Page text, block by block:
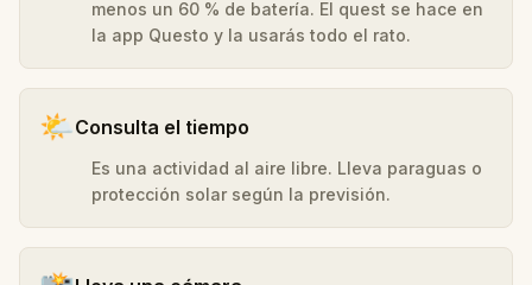
menos un 60 % de batería. El quest se hace en
la app Questo y la usarás todo el rato.
🌤️Consulta el tiempo
Es una actividad al aire libre. Lleva paraguas o
protección solar según la previsión.